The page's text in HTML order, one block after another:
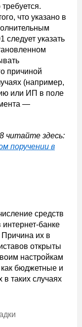
что указано в
следует указать
причиной
(например,
или ИП в поле
—
читайте здесь:
поручении в
средств
банке
их в
открыты
настройкам
бюджетные и
в таких случаях